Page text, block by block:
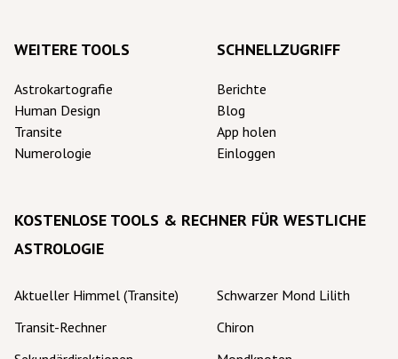
WEITERE TOOLS
Astrokartografie
Human Design
Transite
Numerologie
SCHNELLZUGRIFF
Berichte
Blog
App holen
Einloggen
KOSTENLOSE TOOLS & RECHNER FÜR WESTLICHE
ASTROLOGIE
Aktueller Himmel (Transite)
Transit-Rechner
Schwarzer Mond Lilith
Chiron